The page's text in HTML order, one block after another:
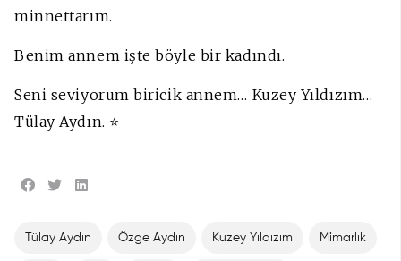
minnettarım.
Benim annem işte böyle bir kadındı.
Seni seviyorum biricik annem… Kuzey Yıldızım…
Tülay Aydın. ⭐
Tülay Aydın Özge Aydın Kuzey Yıldızım Mimarlık